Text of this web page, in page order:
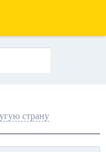
страну